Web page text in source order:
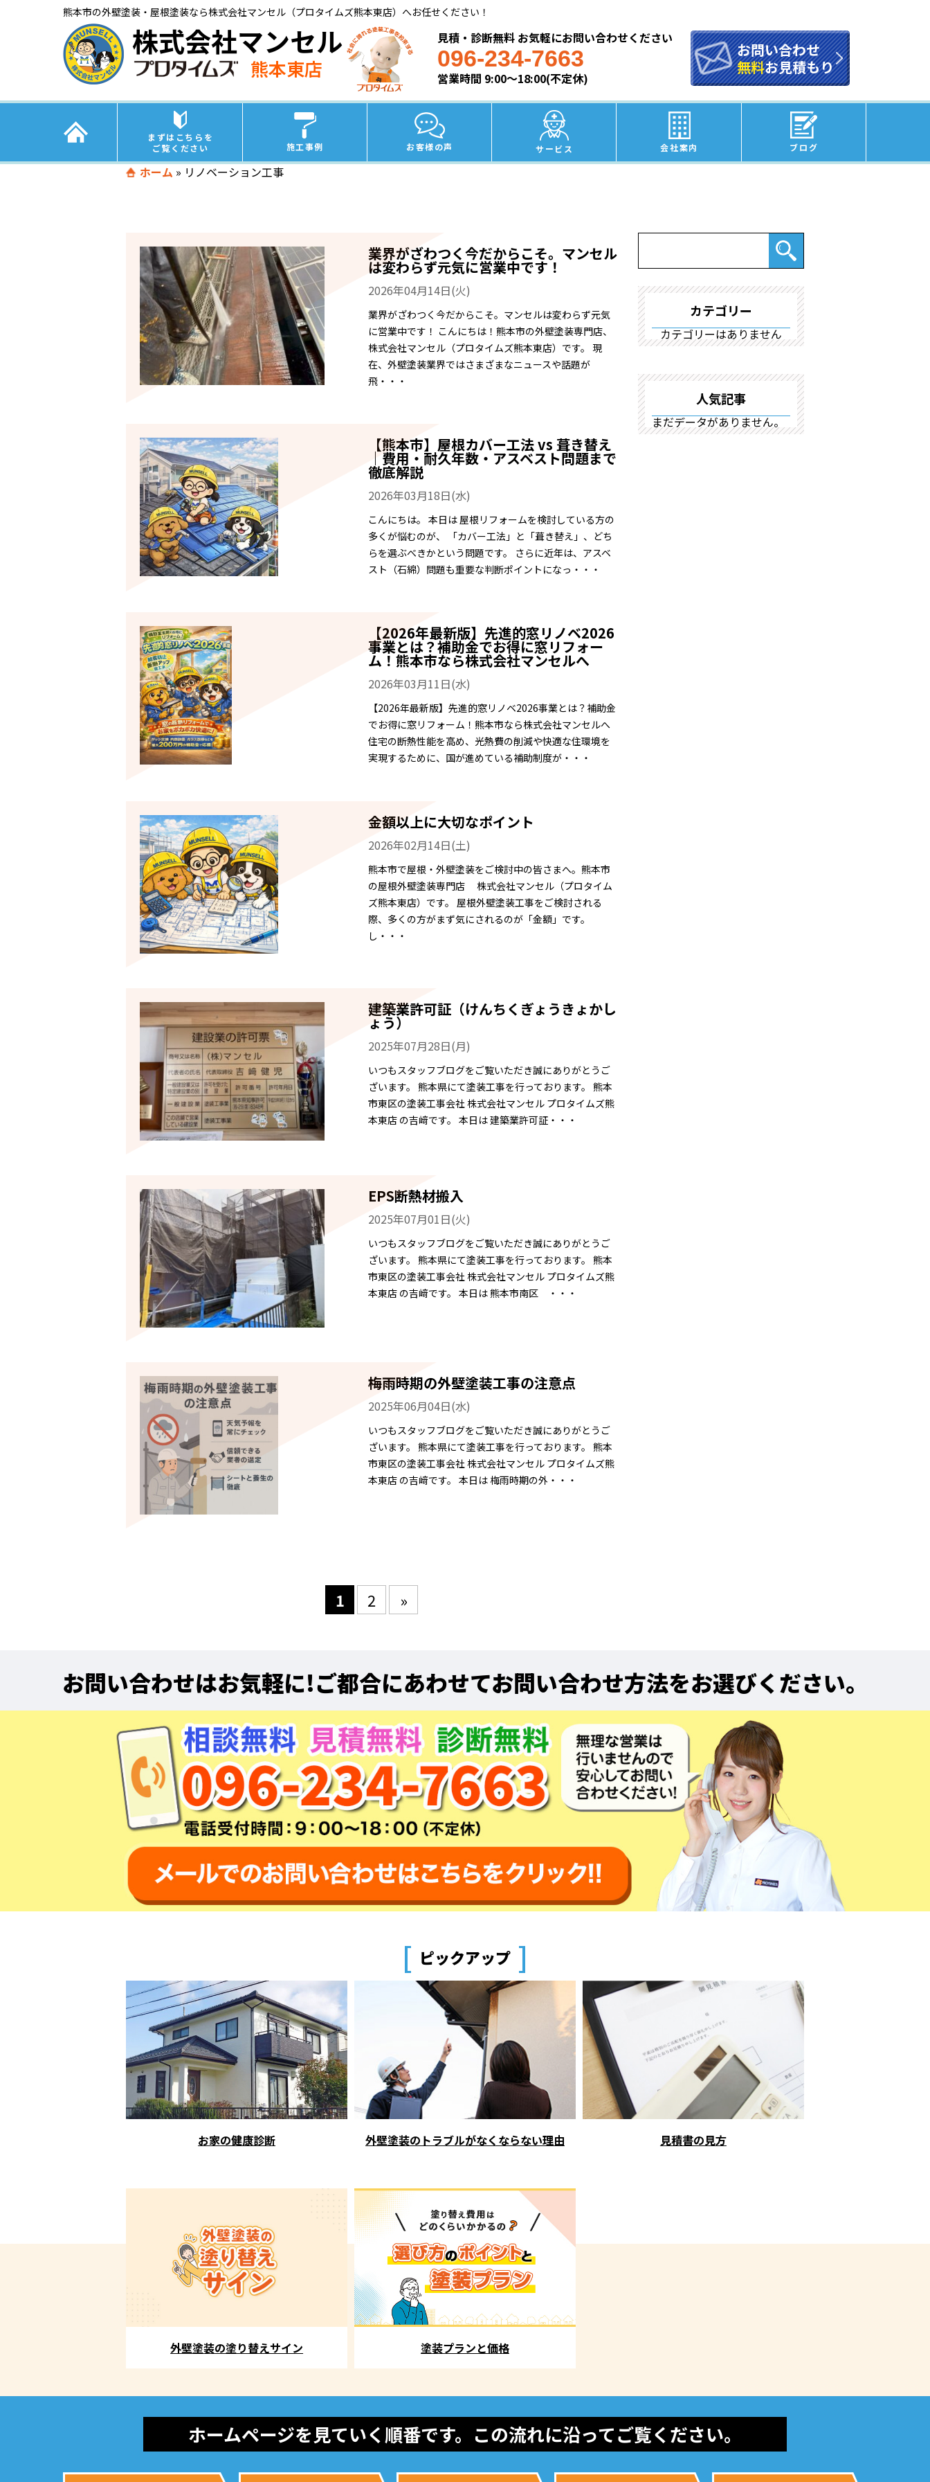
熊本市の外壁塗装・屋根塗装なら株式会社マンセル（プロタイムズ熊本東店）へお任せください！
株式会社マンセル
熊本東店
見積・診断無料 お気軽にお問い合わせください
096-234-7663
営業時間 9:00～18:00(不定休)
お問い合わせ
無料お見積もり
まずはこちらを
ご覧ください
施工事例 お客様の声 サービス 会社案内 ブログ
ホーム » リノベーション工事
業界がざわつく今だからこそ。マンセル
は変わらず元気に営業中です！
2026年04月14日(火)
業界がざわつく今だからこそ。マンセルは変わらず元気
に営業中です！ こんにちは！熊本市の外壁塗装専門店、
株式会社マンセル（プロタイムズ熊本東店）です。 現
在、外壁塗装業界ではさまざまなニュースや話題が
飛・・・
【熊本市】屋根カバー工法 vs 葺き替え
｜費用・耐久年数・アスベスト問題まで
徹底解説
2026年03月18日(水)
こんにちは。 本日は 屋根リフォームを検討している方の
多くが悩むのが、 「カバー工法」と「葺き替え」、どち
らを選ぶべきかという問題です。 さらに近年は、アスベ
スト（石綿）問題も重要な判断ポイントになっ・・・
【2026年最新版】先進的窓リノベ2026
事業とは？補助金でお得に窓リフォー
ム！熊本市なら株式会社マンセルへ
2026年03月11日(水)
【2026年最新版】先進的窓リノベ2026事業とは？補助金
でお得に窓リフォーム！熊本市なら株式会社マンセルへ
住宅の断熱性能を高め、光熱費の削減や快適な住環境を
実現するために、国が進めている補助制度が・・・
金額以上に大切なポイント
2026年02月14日(土)
熊本市で屋根・外壁塗装をご検討中の皆さまへ。熊本市
の屋根外壁塗装専門店 株式会社マンセル（プロタイム
ズ熊本東店）です。 屋根外壁塗装工事をご検討される
際、多くの方がまず気にされるのが「金額」です。
し・・・
建築業許可証（けんちくぎょうきょかし
ょう）
2025年07月28日(月)
いつもスタッフブログをご覧いただき誠にありがとうご
ざいます。 熊本県にて塗装工事を行っております。 熊本
市東区の塗装工事会社 株式会社マンセル プロタイムズ熊
本東店 の吉﨑です。 本日は 建築業許可証・・・
EPS断熱材搬入
2025年07月01日(火)
いつもスタッフブログをご覧いただき誠にありがとうご
ざいます。 熊本県にて塗装工事を行っております。 熊本
市東区の塗装工事会社 株式会社マンセル プロタイムズ熊
本東店 の吉﨑です。 本日は 熊本市南区 ・・・
梅雨時期の外壁塗装工事の注意点
2025年06月04日(水)
いつもスタッフブログをご覧いただき誠にありがとうご
ざいます。 熊本県にて塗装工事を行っております。 熊本
市東区の塗装工事会社 株式会社マンセル プロタイムズ熊
本東店 の吉﨑です。 本日は 梅雨時期の外・・・
1 2 »
カテゴリー
カテゴリーはありません
人気記事
まだデータがありません。
お問い合わせはお気軽に!ご都合にあわせてお問い合わせ方法をお選びください。
[ ピックアップ ]
お家の健康診断 外壁塗装のトラブルがなくならない理由 見積書の見方
外壁塗装の塗り替えサイン 塗装プランと価格
ホームページを見ていく順番です。この流れに沿ってご覧ください。